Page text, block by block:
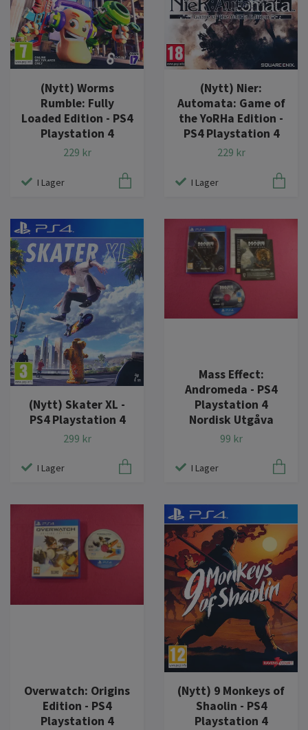
(Nytt) Worms
Rumble: Fully
Loaded Edition - PS4
Playstation 4
229 kr
I Lager
(Nytt) Nier:
Automata: Game of
the YoRHa Edition -
PS4 Playstation 4
229 kr
I Lager
(Nytt) Skater XL -
PS4 Playstation 4
299 kr
I Lager
Mass Effect:
Andromeda - PS4
Playstation 4
Nordisk Utgåva
99 kr
I Lager
Overwatch: Origins
Edition - PS4
Playstation 4
(Nytt) 9 Monkeys of
Shaolin - PS4
Playstation 4